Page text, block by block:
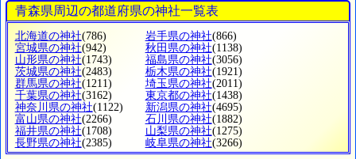
青森県周辺の都道府県の神社一覧表
北海道の神社(786) 岩手県の神社(866)
宮城県の神社(942) 秋田県の神社(1138)
山形県の神社(1743) 福島県の神社(3056)
茨城県の神社(2483) 栃木県の神社(1921)
群馬県の神社(1211) 埼玉県の神社(2011)
千葉県の神社(3162) 東京都の神社(1438)
神奈川県の神社(1122) 新潟県の神社(4695)
富山県の神社(2266) 石川県の神社(1882)
福井県の神社(1708) 山梨県の神社(1275)
長野県の神社(2385) 岐阜県の神社(3266)